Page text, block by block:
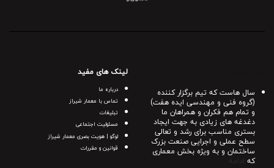
سال هاست که تیم برگزار کننده
(گروه فنی و مهندسی ایده هفت)
و تمام هم فکران و همراهان ما
دغدغه های زیادی به جهت ایجاد
بستری مناسب برای رشد و تعالی
سطح عملی و اجرایی صنعت بزرک
ساختمان و به ویژه بخش معماری
که
لینک های مفید
درباره ما
تماس با معمار شیراز
تبلیغات
مسئولیت اجتماعی
لوگو | هویت بصری معمار شیراز
قوانین و مقررات